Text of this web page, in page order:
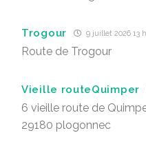
Trogour 9 juillet 2026 13
Route de Trogour
Vieille routeQuimper
6 vieille route de
29180 plogonnec